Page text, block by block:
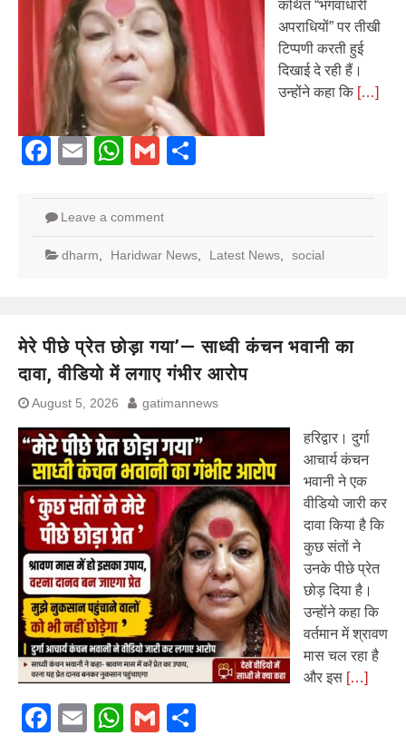
कथित “भगवाधारी
अपराधियों” पर तीखी
टिप्पणी करती हुई
दिखाई दे रही हैं।
उन्होंने कहा कि […]
Facebook
EmailWhatsApp
Gmail
Leave a comment
dharm Haridwar News Latest News social
मेरे पीछे प्रेत छोड़ा गया’— साध्वी कंचन भवानी का
दावा, वीडियो में लगाए गंभीर आरोप
August 5, 2026 gatimannews
हरिद्वार। दुर्गा
आचार्य कंचन
भवानी ने एक
वीडियो जारी कर
दावा किया है कि
कुछ संतों ने
उनके पीछे प्रेत
छोड़ दिया है।
उन्होंने कहा कि
वर्तमान में श्रावण
मास चल रहा है
और इस […]
Facebook
EmailWhatsApp
Gmail